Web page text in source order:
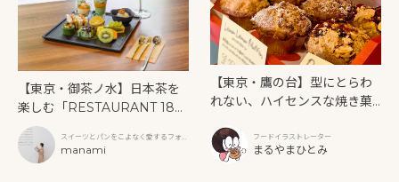
【東京・御茶ノ水】日本茶を
楽しむ「RESTAURANT 189
9 OCHANOMIZU」の抹茶ア
フタヌーンティーと新作クリ
ームソーダ
スイーツとパンをこよなく愛するフォト
グラファー
manami
【東京・鷹の台】型にとらわ
れない、ハイセンスな焼き菓
フードイラストレーター
まるやまひとみ